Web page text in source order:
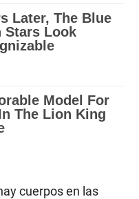
cuerpos en las